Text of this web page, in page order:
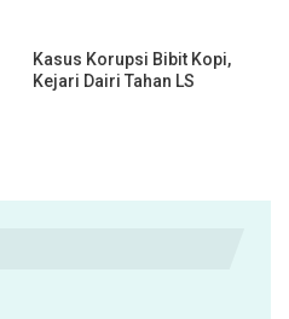
Kasus Korupsi Bibit Kopi,
Kejari Dairi Tahan LS